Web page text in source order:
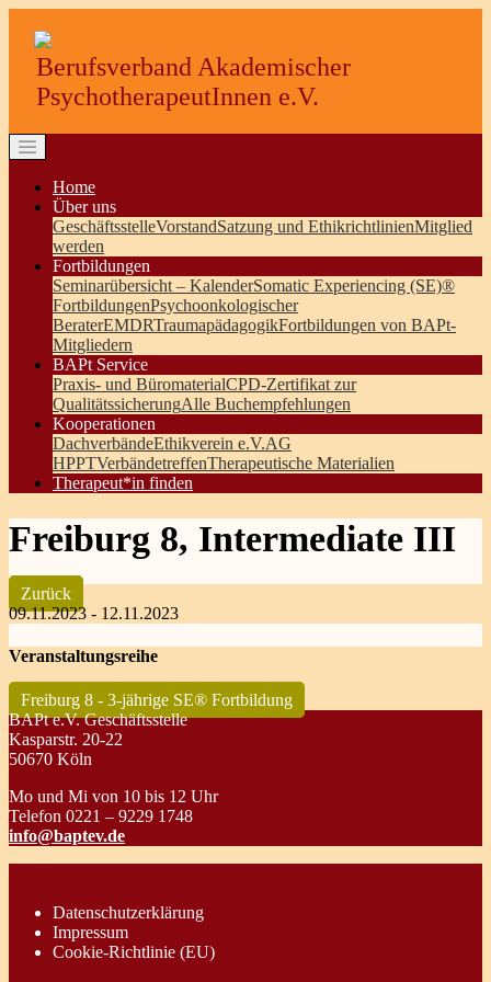
Berufsverband Akademischer
PsychotherapeutInnen e.V.
Home
Über uns
GeschäftsstelleVorstandSatzung und EthikrichtlinienMitglied
werden
Fortbildungen
Seminarübersicht – KalenderSomatic Experiencing (SE)®
FortbildungenPsychoonkologischer
BeraterEMDRTraumapädagogikFortbildungen von BAPt-
Mitgliedern
BAPt Service
Praxis- und BüromaterialCPD-Zertifikat zur
QualitätssicherungAlle Buchempfehlungen
Kooperationen
DachverbändeEthikverein e.V.AG
HPPTVerbändetreffenTherapeutische Materialien
Therapeut*in finden
Freiburg 8, Intermediate III
Zurück
09.11.2023 - 12.11.2023
Veranstaltungsreihe
Freiburg 8 - 3-jährige SE® Fortbildung
BAPt e.V. Geschäftsstelle
Kasparstr. 20-22
50670 Köln
Mo und Mi von 10 bis 12 Uhr
Telefon 0221 – 9229 1748
info@baptev.de
Datenschutzerklärung
Impressum
Cookie-Richtlinie (EU)